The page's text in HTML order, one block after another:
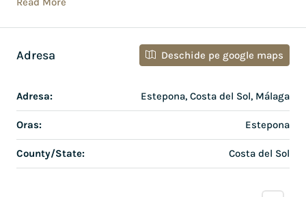
Adresa Deschide pe google maps
Adresa: Estepona, Costa del Sol, Málaga
Oras: Estepona
County/State: Costa del Sol